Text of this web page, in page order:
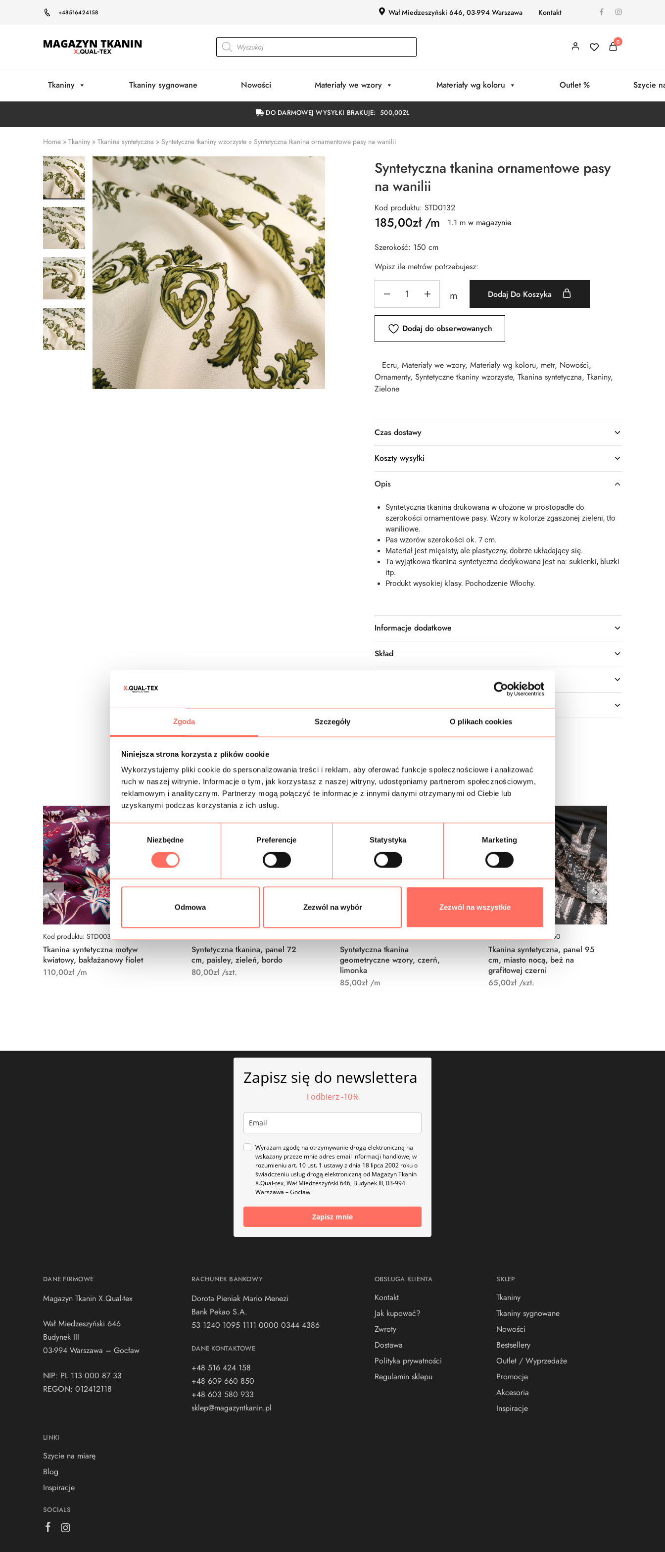
Zgoda Szczegóły O plikach cookies
Niniejsza strona korzysta z plików cookie
Wykorzystujemy pliki cookie do spersonalizowania treści i reklam, aby oferować funkcje społecznościowe i analizować
ruch w naszej witrynie. Informacje o tym, jak korzystasz z naszej witryny, udostępniamy partnerom społecznościowym,
reklamowym i analitycznym. Partnerzy mogą połączyć te informacje z innymi danymi otrzymanymi od Ciebie lub
uzyskanymi podczas korzystania z ich usług.
W
y
ó
r
z
g
o
d
y
Niezbędne Preferencje Statystyka Marketing
Odmowa Zezwól na wybór Zezwól na wszystkie
+48516424158 Wał Miedzeszyński 646, 03-994 Warszawa Kontakt
Magazyn
0
Tkaniny Tkaniny sygnowane Nowości Materiały we wzory Materiały wg koloru Outlet % Szycie
DO DARMOWEJ WYSYŁKI BRAKUJE:500,00ZŁ
Home » Tkaniny » Tkanina syntetyczna » Syntetyczne tkaniny wzorzyste » Syntetyczna tkanina ornamentowe pasy na wanilii
Syntetyczna tkanina ornamentowe pasy
na wanilii
Kod produktu: STD0132
185,00zł/m 1.1 m w magazynie
Szerokość: 150 cm
Wpisz ile metrów potrzebujesz:
m Dodaj Do Koszyka
Dodaj do obserwowanych
Ecru, Materiały we wzory, Materiały wg koloru, metr, Nowości,
Ornamenty, Syntetyczne tkaniny wzorzyste, Tkanina syntetyczna, Tkaniny,
Zielone
Czas dostawy
Koszty wysyłki
Opis
Syntetyczna tkanina drukowana w ułożone w prostopadłe do
szerokości ornamentowe pasy. Wzory w kolorze zgaszonej zieleni, tło
waniliowe.
Pas wzorów szerokości ok. 7 cm.
Materiał jest mięsisty, ale plastyczny, dobrze układający się.
Ta wyjątkowa tkanina syntetyczna dedykowana jest na: sukienki, bluzki
itp.
Produkt wysokiej klasy. Pochodzenie Włochy.
Informacje dodatkowe
Skład
Podobne produkty
Kod produktu: STD0033
Tkanina syntetyczna motyw
kwiatowy, bakłażanowy fiolet
110,00zł/m
Syntetyczna tkanina, panel 72
cm, paisley, zieleń, bordo
80,00zł/szt.
Syntetyczna tkanina
geometryczne wzory, czerń,
limonka
85,00zł/m
Kod produktu: STD0060
Tkanina syntetyczna, panel 95
cm, miasto nocą, beż na
grafitowej czerni
65,00zł/szt.
Zapisz się do newslettera
i odbierz -10%
Wyrażam zgodę na otrzymywanie drogą elektroniczną na
wskazany przeze mnie adres email informacji handlowej w
rozumieniu art. 10 ust. 1 ustawy z dnia 18 lipca 2002 roku o
świadczeniu usług drogą elektroniczną od Magazyn Tkanin
X.Qual-tex, Wał Miedzeszyński 646, Budynek III, 03-994
Warszawa – Gocław
Zapisz mnie
DANE FIRMOWE
Magazyn Tkanin X.Qual-tex
Wał Miedzeszyński 646
Budynek III
03-994 Warszawa – Gocław
NIP: PL 113 000 87 33
REGON: 012412118
LINKI
Szycie na miarę
Blog
Inspiracje
SOCIALS
RACHUNEK BANKOWY
Dorota Pieniak Mario Menezi
Bank Pekao S.A.
53 1240 1095 1111 0000 0344 4386
DANE KONTAKTOWE
+48 516 424 158
+48 609 660 850
+48 603 580 933
sklep@magazyntkanin.pl
OBSŁUGA KLIENTA
Kontakt
Jak kupować?
Zwroty
Dostawa
Polityka prywatności
Regulamin sklepu
SKLEP
Tkaniny
Tkaniny sygnowane
Nowości
Bestsellery
Outlet / Wyprzedaże
Promocje
Akcesoria
Inspiracje